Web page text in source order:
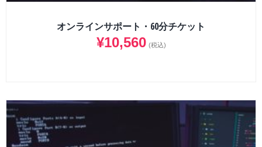
オンラインサポート・60分チケット
¥10,560 (税込)